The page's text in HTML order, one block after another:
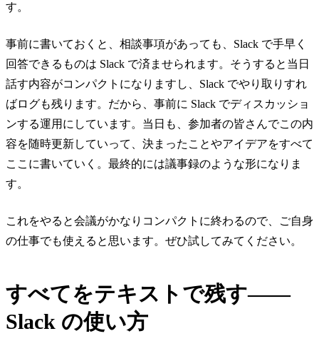
す。
事前に書いておくと、相談事項があっても、Slack で手早く
回答できるものは Slack で済ませられます。そうすると当日
話す内容がコンパクトになりますし、Slack でやり取りすれ
ばログも残ります。だから、事前に Slack でディスカッショ
ンする運用にしています。当日も、参加者の皆さんでこの内
容を随時更新していって、決まったことやアイデアをすべて
ここに書いていく。最終的には議事録のような形になりま
す。
これをやると会議がかなりコンパクトに終わるので、ご自身
の仕事でも使えると思います。ぜひ試してみてください。
すべてをテキストで残す——
Slack の使い方